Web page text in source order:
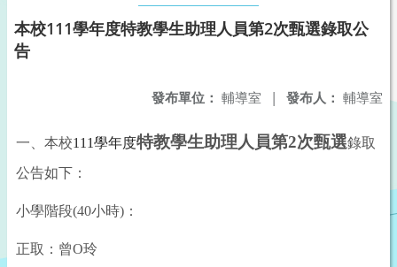
本校111學年度特教學生助理人員第2次甄選錄取公
告
發布人： 輔導室
發布單位： 輔導室 |
一、本校111學年度特教學生助理人員第2次甄選錄取
公告如下：
小學階段(40小時)：
正取：曾O玲